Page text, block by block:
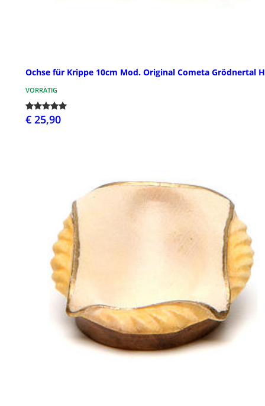
Ochse für Krippe 10cm Mod. Original Cometa Grödnertal
VORRÄTIG
€ 25,90